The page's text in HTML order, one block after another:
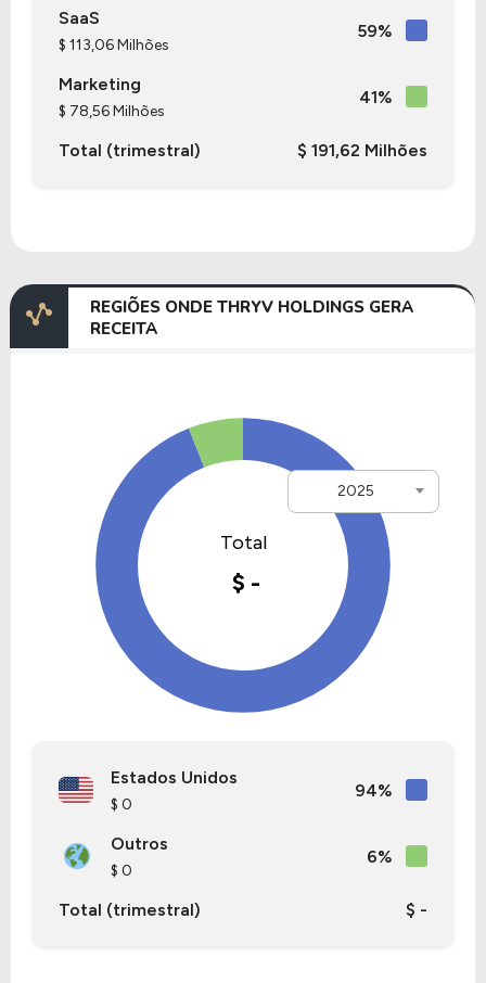
SaaS
$ 113,06 Milhões
59%
Marketing
$ 78,56 Milhões
41%
Total (trimestral) $ 191,62 Milhões
REGIÕES ONDE THRYV HOLDINGS GERA
RECEITA
2025
Estados Unidos
$ 0
94%
Outros
$ 0
6%
Total (trimestral) $ -